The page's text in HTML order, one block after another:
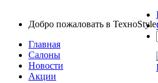
Добро пожаловать в TexноStyle
Главная
Салоны
Новости
Aкции